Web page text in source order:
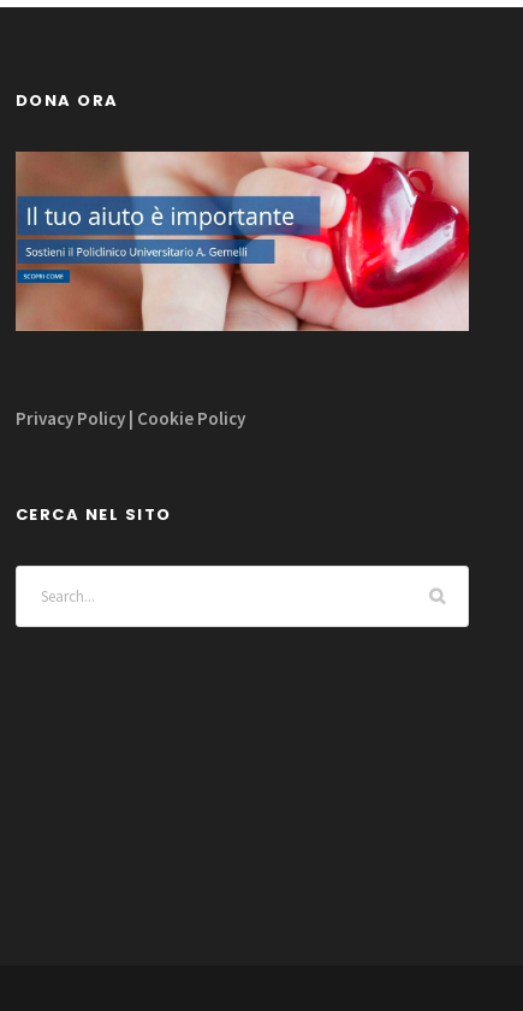
DONA ORA
Privacy Policy| Cookie Policy
CERCA NEL SITO